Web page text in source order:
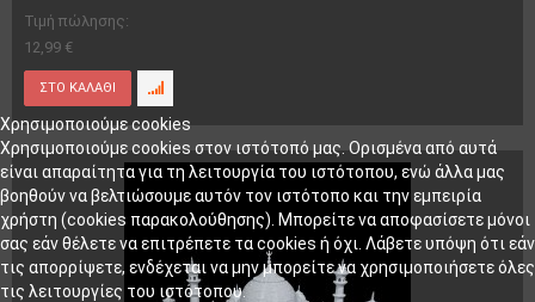
Τιμή πώλησης:
12,99 €
Χρησιμοποιούμε cookies
Χρησιμοποιούμε cookies στον ιστότοπό μας. Ορισμένα από αυτά
είναι απαραίτητα για τη λειτουργία του ιστότοπου, ενώ άλλα μας
βοηθούν να βελτιώσουμε αυτόν τον ιστότοπο και την εμπειρία
χρήστη (cookies παρακολούθησης). Μπορείτε να αποφασίσετε μόνοι
σας εάν θέλετε να επιτρέπετε τα cookies ή όχι. Λάβετε υπόψη ότι εάν
τις απορρίψετε, ενδέχεται να μην μπορείτε να χρησιμοποιήσετε όλες
τις λειτουργίες του ιστότοπου.